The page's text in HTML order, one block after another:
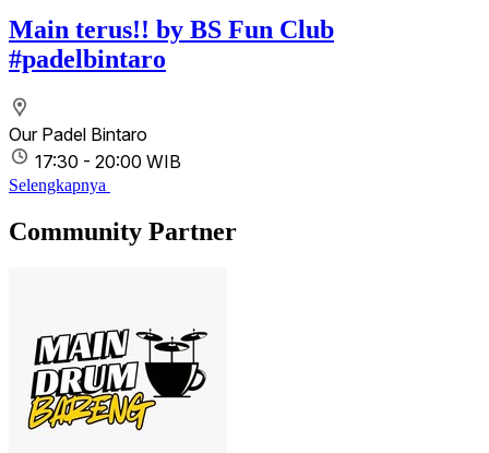
Main terus!! by BS Fun Club
#padelbintaro
Our Padel Bintaro
17:30 - 20:00 WIB
Selengkapnya
Community Partner